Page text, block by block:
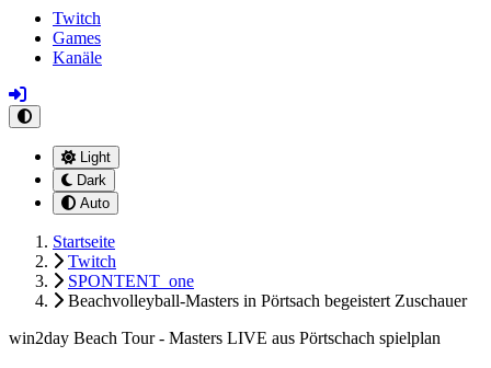
Twitch
Games
Kanäle
Light
Dark
Auto
Startseite
Twitch
SPONTENT_one
Beachvolleyball-Masters in Pörtsach begeistert Zuschauer
win2day Beach Tour - Masters LIVE aus Pörtschach spielplan